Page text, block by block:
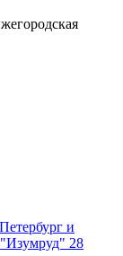
и
28